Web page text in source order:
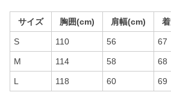
サイズ 胸囲(cm) 肩幅(cm)
S 110 56 67
M 114 58 68
L 118 60 69